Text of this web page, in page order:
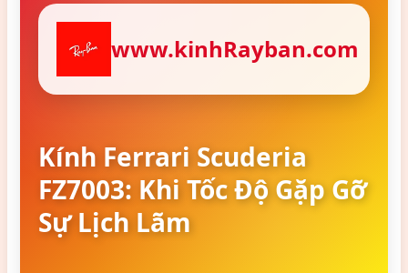
www.kinhRayban.com
Kính Ferrari Scuderia
FZ7003: Khi Tốc Độ Gặp Gỡ
Sự Lịch Lãm